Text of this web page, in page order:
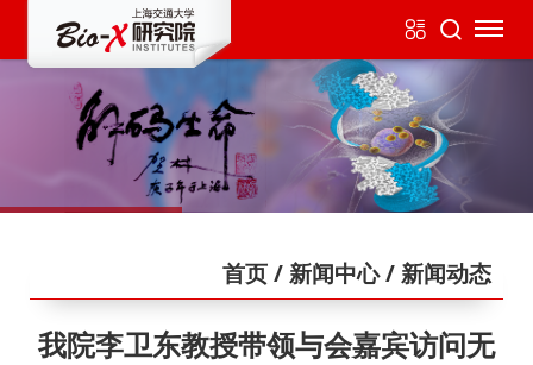
首页/ 新闻中心/ 新闻动态
我院李卫东教授带领与会嘉宾访问无